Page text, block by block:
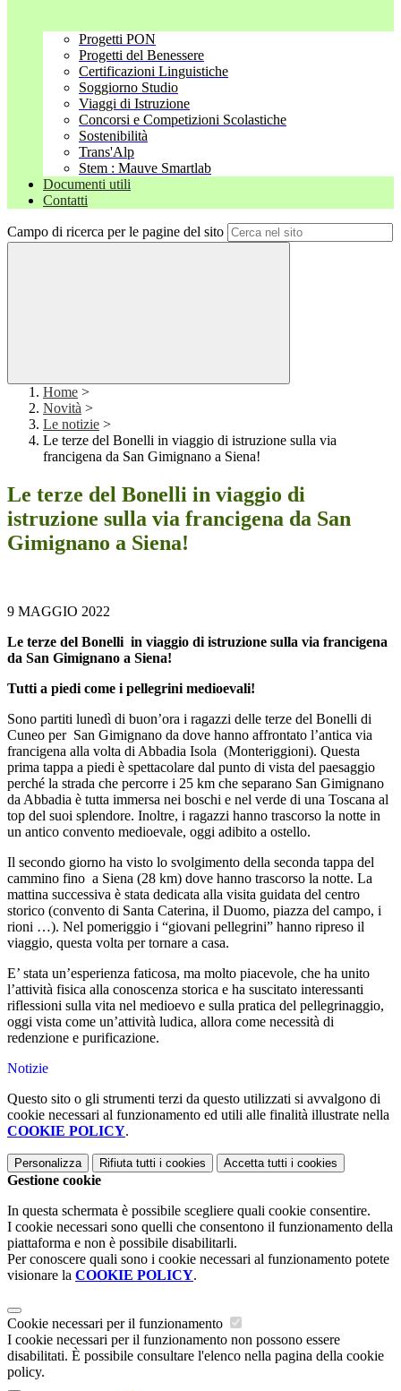
Progetti PON
Progetti del Benessere
Certificazioni Linguistiche
Soggiorno Studio
Viaggi di Istruzione
Concorsi e Competizioni Scolastiche
Sostenibilità
Trans'Alp
Stem : Mauve Smartlab
Documenti utili
Contatti
Campo di ricerca per le pagine del sito
Home >
Novità >
Le notizie >
Le terze del Bonelli in viaggio di istruzione sulla via
francigena da San Gimignano a Siena!
Le terze del Bonelli in viaggio di
istruzione sulla via francigena da San
Gimignano a Siena!
9 MAGGIO 2022
Le terze del Bonelli in viaggio di istruzione sulla via francigena
da San Gimignano a Siena!
Tutti a piedi come i pellegrini medioevali!
Sono partiti lunedì di buon’ora i ragazzi delle terze del Bonelli di
Cuneo per San Gimignano da dove hanno affrontato l’antica via
francigena alla volta di Abbadia Isola (Monteriggioni). Questa
prima tappa a piedi è spettacolare dal punto di vista del paesaggio
perché la strada che percorre i 25 km che separano San Gimignano
da Abbadia è tutta immersa nei boschi e nel verde di una Toscana al
top del suoi splendore. Inoltre, i ragazzi hanno trascorso la notte in
un antico convento medioevale, oggi adibito a ostello.
Il secondo giorno ha visto lo svolgimento della seconda tappa del
cammino fino a Siena (28 km) dove hanno trascorso la notte. La
mattina successiva è stata dedicata alla visita guidata del centro
storico (convento di Santa Caterina, il Duomo, piazza del campo, i
rioni …). Nel pomeriggio i “giovani pellegrini” hanno ripreso il
viaggio, questa volta per tornare a casa.
E’ stata un’esperienza faticosa, ma molto piacevole, che ha unito
l’attività fisica alla conoscenza storica e ha suscitato interessanti
riflessioni sulla vita nel medioevo e sulla pratica del pellegrinaggio,
oggi vista come un’attività ludica, allora come necessità di
redenzione e purificazione.
Notizie
Questo sito o gli strumenti terzi da questo utilizzati si avvalgono di
cookie necessari al funzionamento ed utili alle finalità illustrate nella
COOKIE POLICY.
Personalizza Rifiuta tutti i cookies Accetta tutti i cookies
Gestione cookie
In questa schermata è possibile scegliere quali cookie consentire.
I cookie necessari sono quelli che consentono il funzionamento della
piattaforma e non è possibile disabilitarli.
Per conoscere quali sono i cookie necessari al funzionamento potete
visionare la COOKIE POLICY.
Cookie necessari per il funzionamento
I cookie necessari per il funzionamento non possono essere
disabilitati. È possibile consultare l'elenco nella pagina della cookie
policy.